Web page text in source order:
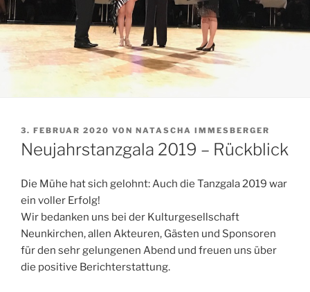
VERÖFFENTLICHT
AM
3. FEBRUAR 2020 VON NATASCHA IMMESBERGER
Neujahrstanzgala 2019 – Rückblick
Die Mühe hat sich gelohnt: Auch die Tanzgala 2019 war
ein voller Erfolg!
Wir bedanken uns bei der Kulturgesellschaft
Neunkirchen, allen Akteuren, Gästen und Sponsoren
für den sehr gelungenen Abend und freuen uns über
die positive Berichterstattung.